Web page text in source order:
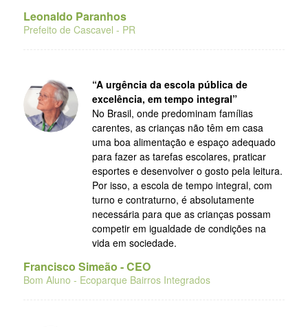
Leonaldo Paranhos
Prefeito de Cascavel - PR
“A urgência da escola pública de
excelência, em tempo integral”
No Brasil, onde predominam famílias
carentes, as crianças não têm em casa
uma boa alimentação e espaço adequado
para fazer as tarefas escolares, praticar
esportes e desenvolver o gosto pela leitura.
Por isso, a escola de tempo integral, com
turno e contraturno, é absolutamente
necessária para que as crianças possam
competir em igualdade de condições na
vida em sociedade.
Francisco Simeão - CEO
Bom Aluno - Ecoparque Bairros Integrados